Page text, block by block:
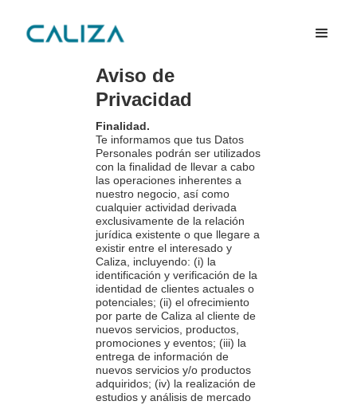
Aviso de
Privacidad
Finalidad.
Te informamos que tus Datos
Personales podrán ser utilizados
con la finalidad de llevar a cabo
las operaciones inherentes a
nuestro negocio, así como
cualquier actividad derivada
exclusivamente de la relación
jurídica existente o que llegare a
existir entre el interesado y
Caliza, incluyendo: (i) la
identificación y verificación de la
identidad de clientes actuales o
potenciales; (ii) el ofrecimiento
por parte de Caliza al cliente de
nuevos servicios, productos,
promociones y eventos; (iii) la
entrega de información de
nuevos servicios y/o productos
adquiridos; (iv) la realización de
estudios y análisis de mercado